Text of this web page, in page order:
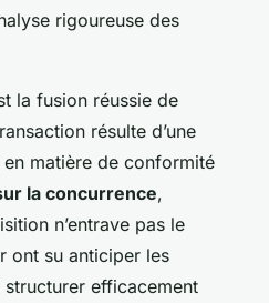
rigoureuse des
la fusion réussie de
résulte d’une
matière de conformité
la concurrence,
n’entrave pas le
ont su anticiper les
structurer efficacement